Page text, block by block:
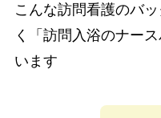
こんな訪問看護のバ
く「訪問入浴のナー
います